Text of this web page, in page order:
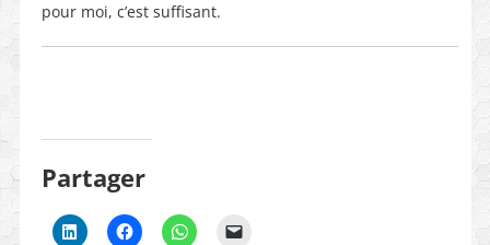
pour moi, c’est suffisant.
Partager